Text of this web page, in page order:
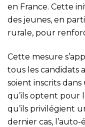
en France. Cette
des jeunes, en
rurale, pour
Cette mesure
tous les candidats
soient inscrits
qu’ils optent pour
qu’ils privilégient
dernier cas,